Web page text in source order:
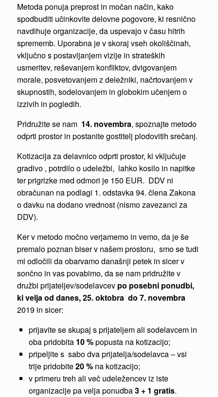
Metoda ponuja preprost in močan način, kako
spodbuditi učinkovite delovne pogovore, ki resnično
navdihuje organizacije, da uspevajo v času hitrih
sprememb. Uporabna je v skoraj vseh okoliščinah,
vključno s postavljanjem vizije in strateških
usmeritev, reševanjem konfliktov, dvigovanjem
morale, posvetovanjem z deležniki, načrtovanjem v
skupnostih, sodelovanjem in globokim učenjem o
izzivih in pogledih.
Pridružite se nam 14. novembra, spoznajte metodo
odprti prostor in postanite gostitelj plodovitih srečanj.
Kotizacija za delavnico odprti prostor, ki vključuje
gradivo , potrdilo o udeležbi, lahko kosilo in napitke
ter prigrizke med odmori je 150 EUR. DDV ni
obračunan na podlagi 1. odstavka 94. člena Zakona
o davku na dodano vrednost (nismo zavezanci za
DDV).
Ker v metodo močno verjamemo in vemo, da je še
premalo poznan biser v našem prostoru, smo se tudi
mi odločili da obarvamo današnji petek in sicer v
sončno in vas povabimo, da se nam pridružite v
družbi prijateljev/sodelavcev po posebni ponudbi,
ki velja od danes, 25. oktobra do 7. novembra
2019 in sicer:
prijavite se skupaj s prijateljem ali sodelavcem in
oba pridobita 10 %popusta na kotizacijo;
pripeljite s sabo dva prijatelja/sodelavca – vsi
trije pridobite20 % na kotizacijo;
v primeru treh ali več udeležencev iz iste
organizacije pa velja ponudba3 + 1 gratis.